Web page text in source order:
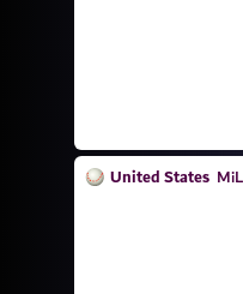
United States